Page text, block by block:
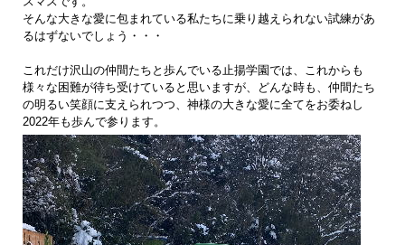
そんな大きな愛に包まれている私たちに乗り越えられない試練があ
るはずないでしょう・・・
これだけ沢山の仲間たちと歩んでいる止揚学園では、これからも
様々な困難が待ち受けていると思いますが、どんな時も、仲間たち
の明るい笑顔に支えられつつ、神様の大きな愛に全てをお委ねし
2022年も歩んで参ります。